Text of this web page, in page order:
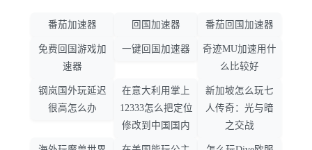
番茄加速器 回国加速器 番茄回国加速器
免费回国游戏加
速器
一键回国加速器
奇迹MU加速用什
么比较好
钢岚国外玩延迟
很高怎么办
在意大利用掌上
12333怎么把定位
修改到中国国内
新加坡怎么玩七
人传奇：光与暗
之交战